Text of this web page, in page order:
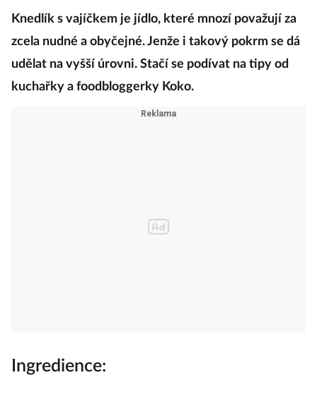
Knedlík s vajíčkem je jídlo, které mnozí považují za
zcela nudné a obyčejné. Jenže i takový pokrm se dá
udělat na vyšší úrovni. Stačí se podívat na tipy od
kuchařky a foodbloggerky Koko.
Ingredience: